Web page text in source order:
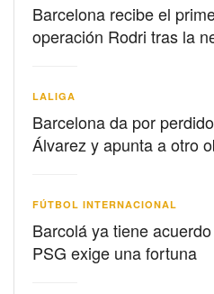
Barcelona recibe el
operación Rodri tras la
LALIGA
Barcelona da por
Álvarez y apunta a otro
FÚTBOL INTERNACIONAL
Barcolá ya tiene
PSG exige una fortuna